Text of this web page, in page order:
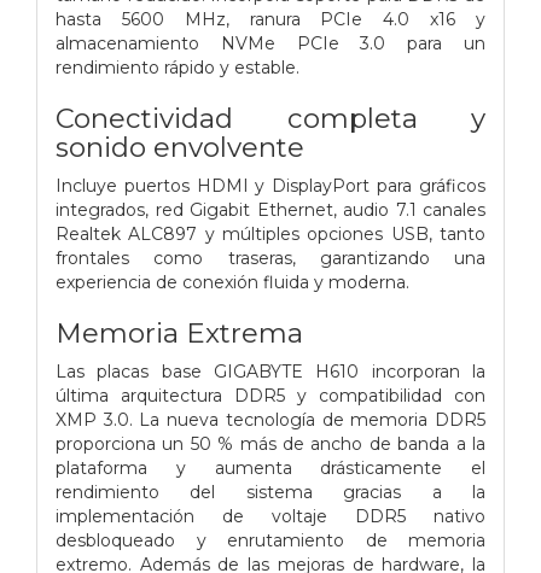
hasta 5600 MHz, ranura PCIe 4.0 x16 y
almacenamiento NVMe PCIe 3.0 para un
rendimiento rápido y estable.
Conectividad completa y
sonido envolvente
Incluye puertos HDMI y DisplayPort para gráficos
integrados, red Gigabit Ethernet, audio 7.1 canales
Realtek ALC897 y múltiples opciones USB, tanto
frontales como traseras, garantizando una
experiencia de conexión fluida y moderna.
Memoria Extrema
Las placas base GIGABYTE H610 incorporan la
última arquitectura DDR5 y compatibilidad con
XMP 3.0. La nueva tecnología de memoria DDR5
proporciona un 50 % más de ancho de banda a la
plataforma y aumenta drásticamente el
rendimiento del sistema gracias a la
implementación de voltaje DDR5 nativo
desbloqueado y enrutamiento de memoria
extremo. Además de las mejoras de hardware, la